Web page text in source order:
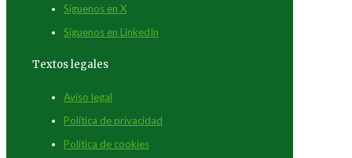
Síguenos en X
Síguenos en LinkedIn
Textos legales
Aviso legal
Política de privacidad
Política de cookies